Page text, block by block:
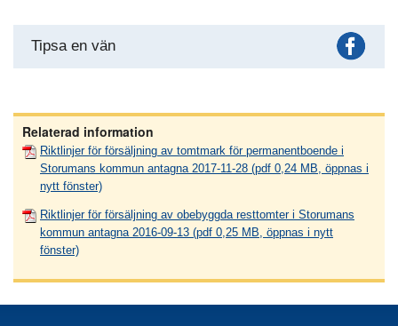
Tipsa en vän
Relaterad information
Riktlinjer för försäljning av tomtmark för permanentboende i
Storumans kommun antagna 2017-11-28 (pdf 0,24 MB, öppnas i
nytt fönster)
Riktlinjer för försäljning av obebyggda resttomter i Storumans
kommun antagna 2016-09-13 (pdf 0,25 MB, öppnas i nytt
fönster)